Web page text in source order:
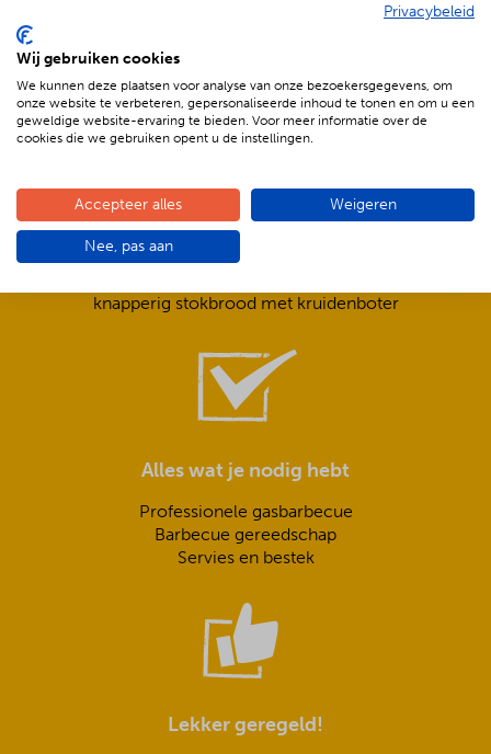
Compleet is ook écht compleet!
Frisse salades,
knapperig stokbrood met kruidenboter
Alles wat je nodig hebt
Professionele gasbarbecue
Barbecue gereedschap
Servies en bestek
Lekker geregeld!
Privacybeleid
Wij gebruiken cookies
We kunnen deze plaatsen voor analyse van onze bezoekersgegevens, om
onze website te verbeteren, gepersonaliseerde inhoud te tonen en om u een
geweldige website-ervaring te bieden. Voor meer informatie over de
cookies die we gebruiken opent u de instellingen.
Accepteer alles Weigeren
Nee, pas aan